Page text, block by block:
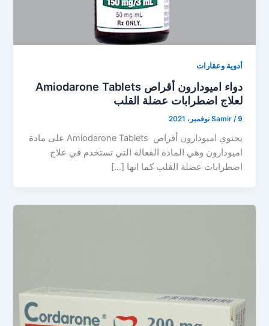
أدوية وعقارات
دواء اميودارون أقراص Amiodarone Tablets
لعلاج اضطرابات عضلة القلب
Samir /9 نوفمبر، 2021
يحتوي اميودارون أقراص Amiodarone Tablets على مادة
اميودارون وهي المادة الفعالة التي تستخدم في علاج
اضطرابات عضلة القلب كما انها […]